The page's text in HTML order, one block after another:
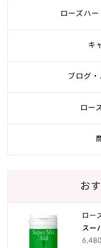
ローズハ
キ
ブログ
ロー
お
ロー
スー